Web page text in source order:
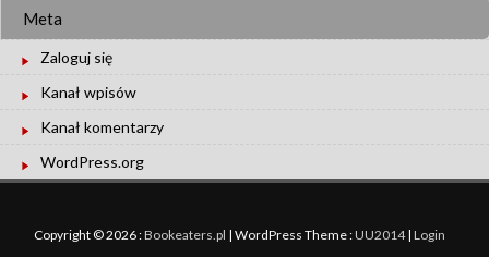
Meta
Zaloguj się
Kanał wpisów
Kanał komentarzy
WordPress.org
Copyright © 2026 :Bookeaters.pl | WordPress Theme :UU2014 | Login